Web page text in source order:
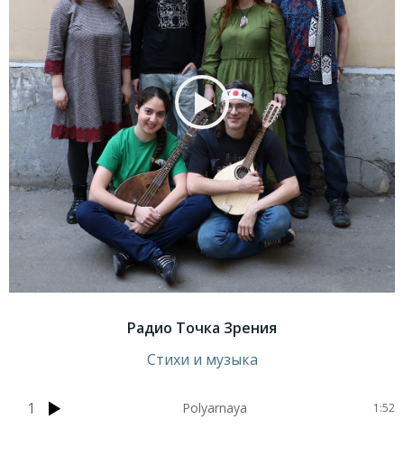
Радио Точка Зрения
Стихи и музыка
1 Polyarnaya 1:52